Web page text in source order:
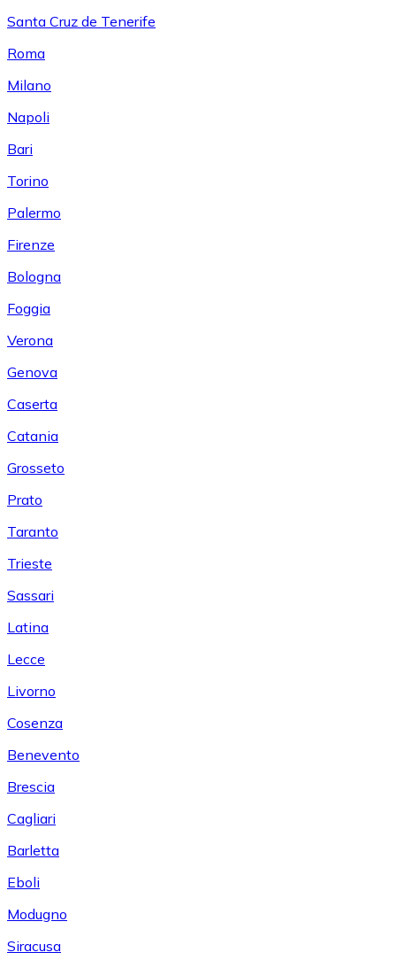
Santa Cruz de Tenerife
Roma
Milano
Napoli
Bari
Torino
Palermo
Firenze
Bologna
Foggia
Verona
Genova
Caserta
Catania
Grosseto
Prato
Taranto
Trieste
Sassari
Latina
Lecce
Livorno
Cosenza
Benevento
Brescia
Cagliari
Barletta
Eboli
Modugno
Siracusa